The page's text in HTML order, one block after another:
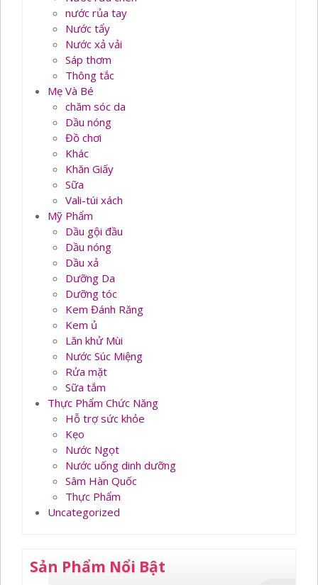
nước rủa tay
Nước tẩy
Nước xả vải
Sáp thơm
Thông tắc
Mẹ Và Bé
chăm sóc da
Dầu nóng
Đồ chơi
Khác
Khăn Giấy
Sữa
Vali-túi xách
Mỹ Phẩm
Dầu gội đầu
Dầu nóng
Dầu xả
Dưỡng Da
Dưỡng tóc
Kem Đánh Răng
Kem ủ
Lăn khử Mùi
Nước Súc Miệng
Rửa mặt
Sữa tắm
Thực Phẩm Chức Năng
Hỗ trợ sức khỏe
Kẹo
Nước Ngọt
Nước uống dinh dưỡng
Sâm Hàn Quốc
Thực Phẩm
Uncategorized
Sản Phẩm Nổi Bật